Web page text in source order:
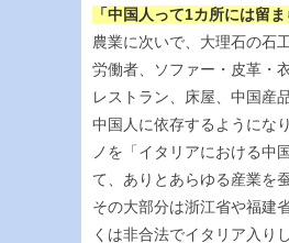
「中国人って1カ所には留ま
農業に次いで、大理石の石
労働者、ソファー・皮革・
レストラン、床屋、中国産
中国人に依存するようにな
ノを「イタリアにおける中
て、ありとあらゆる産業を
その大部分は浙江省や福建
くは非合法でイタリア入り